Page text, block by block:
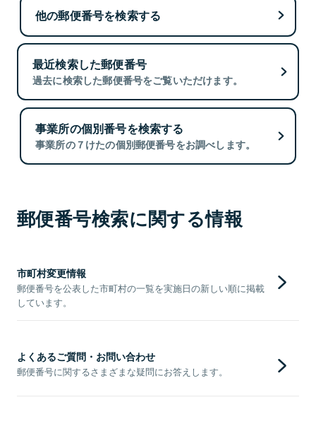
他の郵便番号を検索する
最近検索した郵便番号
過去に検索した郵便番号をご覧いただけます。
事業所の個別番号を検索する
事業所の７けたの個別郵便番号をお調べします。
郵便番号検索に関する情報
市町村変更情報
郵便番号を公表した市町村の一覧を実施日の新しい順に掲載
しています。
よくあるご質問・お問い合わせ
郵便番号に関するさまざまな疑問にお答えします。